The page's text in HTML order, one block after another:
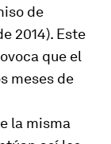
de
2014). Este
que el
meses de
la misma